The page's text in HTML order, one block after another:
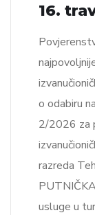
16.
o odabiru
2/2026 za
razreda
usluge u